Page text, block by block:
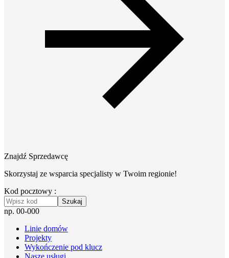
Znajdź Sprzedawcę
Skorzystaj ze wsparcia specjalisty w Twoim regionie!
Kod pocztowy :
Szukaj
np. 00-000
Linie domów
Projekty
Wykończenie pod klucz